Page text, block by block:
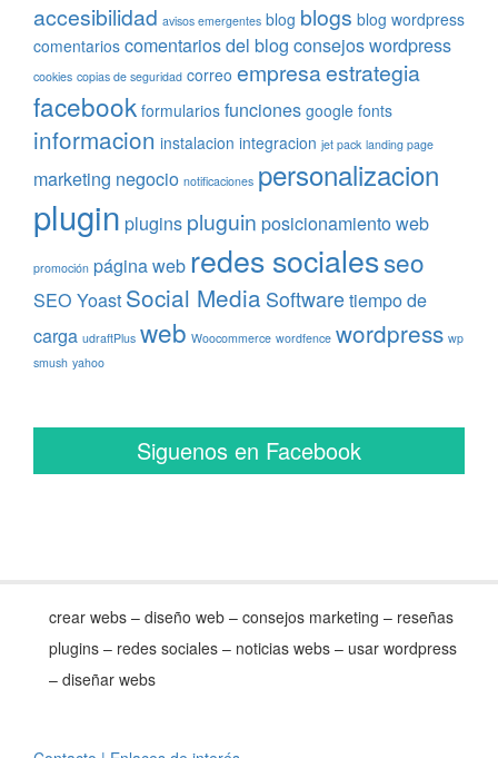
accesibilidad avisos emergentes blog blogs blog wordpress
comentarios comentarios del blog consejos wordpress
cookies copias de seguridad correo empresaestrategia
facebook formularios funciones google fonts
informacion instalacion integracion jet pack landing page
marketing negocio notificaciones personalizacion
plugin plugins pluguin posicionamiento web
promoción página web redes socialesseo
SEO Yoast Social Media Softwaretiempo de
carga udraftPlus web Woocommerce wordfence wordpress wp
smush yahoo
Siguenos en Facebook
crear webs – diseño web – consejos marketing – reseñas
plugins – redes sociales – noticias webs – usar wordpress
– diseñar webs